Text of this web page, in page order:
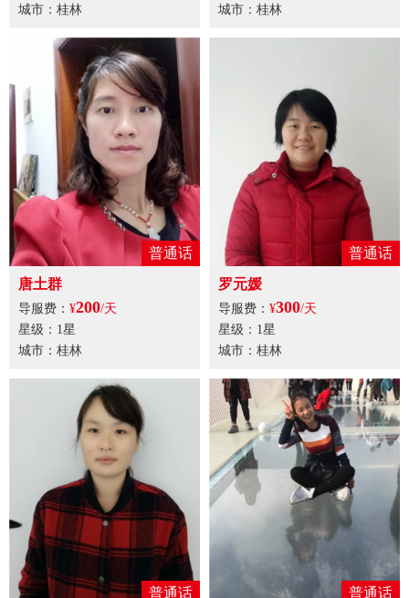
城市：桂林
城市：桂林
普通话
唐土群
导服费： ¥200/天
星级：1星
城市：桂林
普通话
罗元媛
导服费： ¥300/天
星级：1星
城市：桂林
普通话 普通话